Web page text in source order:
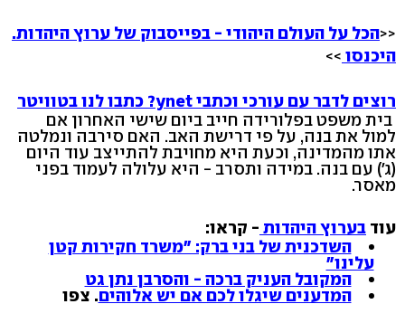
<<הכל על העולם היהודי - בפייסבוק של ערוץ היהדות.
היכנסו >>
רוצים לדבר עם עורכי וכתבי ynet? כתבו לנו בטוויטר
בית משפט בפלורידה חייב ביום שישי האחרון אם
למול את בנה, על פי דרישת האב. האם סירבה ונמלטה
אתו מהמדינה, וכעת היא מחויבת להתייצב עוד היום
(ג') עם בנה. במידה ותסרב - היא עלולה לעמוד בפני
מאסר.
עוד בערוץ היהדות - קראו:
השדכנית של בני ברק: "משרד חקירות קטן
עלינו"
המקובל העניק ברכה - והסרבן נתן גט
המדענים שיגלו לכם אם יש אלוהים. צפו